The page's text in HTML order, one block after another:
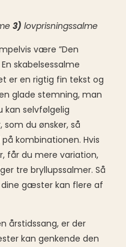
3) lovprisningssalme
være ”Den
skabelsessalme
er en rigtig fin tekst og
glade stemning, man
kan selvfølgelig
du ønsker, så
kombinationen. Hvis
får du mere variation,
tre bryllupssalmer. Så
dine gæster kan flere af
årstidssang, er der
kan genkende den